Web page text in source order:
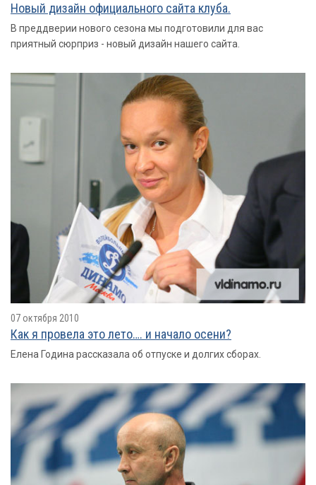
Новый дизайн официального сайта клуба.
В преддверии нового сезона мы подготовили для вас
приятный сюрприз - новый дизайн нашего сайта.
07 октября 2010
Как я провелa это лето…. и начало осени?
Елена Година рассказала об отпуске и долгих сборах.